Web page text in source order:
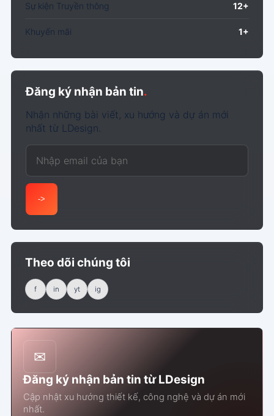
Sự kiện Truyền thông 12+
Khuyến mãi 1+
Đăng ký nhận bản tin.
Nhận những bài viết, xu hướng và dự án mới
nhất từ LDesign.
Email của bạn
->
Theo dõi chúng tôi
f in yt ig
✉
Đăng ký nhận bản tin từ LDesign
Cập nhật xu hướng thiết kế, công nghệ và dự án mới
nhất.